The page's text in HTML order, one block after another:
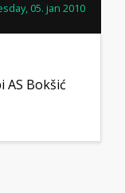
05. jan 2010
AS Bokšić